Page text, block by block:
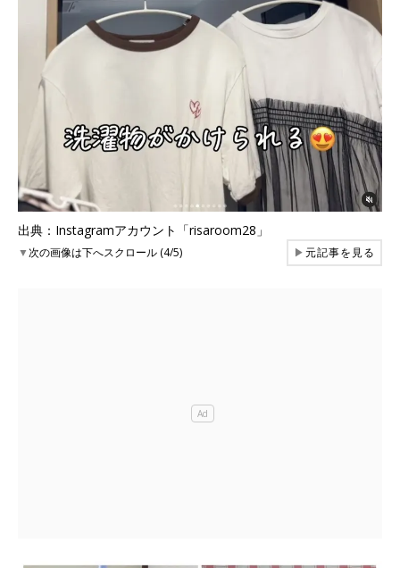
出典：Instagramアカウント「risaroom28」
▼次の画像は下へスクロール (4/5) ▶元記事を見る